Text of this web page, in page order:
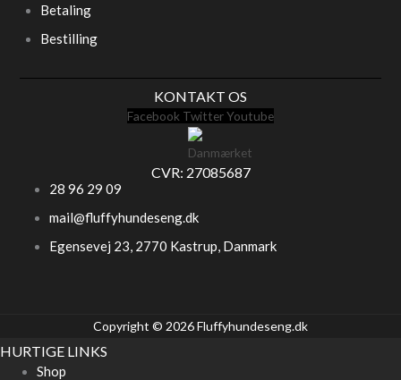
Betaling
Bestilling
KONTAKT OS
Facebook TwitterYoutube
CVR: 27085687
28 96 29 09
mail@fluffyhundeseng.dk
Egensevej 23, 2770 Kastrup, Danmark
Copyright © 2026 Fluffyhundeseng.dk
HURTIGE LINKS
Shop